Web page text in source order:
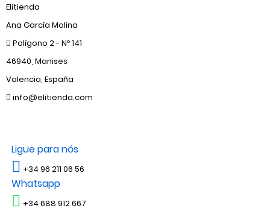
Elitienda
Ana García Molina
Polígono 2 - Nº 141
46940, Manises
Valencia, España
info@elitienda.com
Ligue para nós
+34 96 211 06 56
Whatsapp
+34 688 912 667